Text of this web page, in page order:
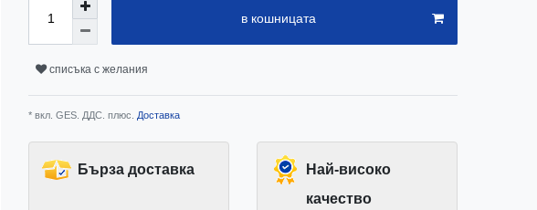
в кошницата
списъка с желания
* вкл. GES. ДДС. плюс. Доставка
Бърза доставка
Най-високо
качество